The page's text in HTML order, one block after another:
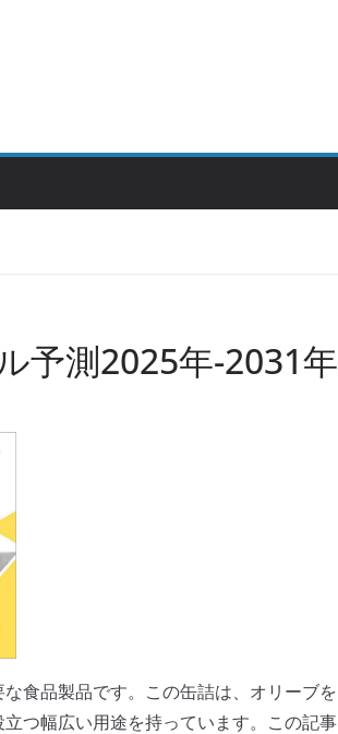
予測2025年-2031年
食品製品です。この缶詰は、オリーブを
つ幅広い用途を持っています。この記事